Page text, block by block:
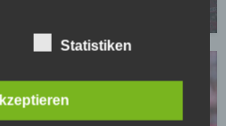
entsprechend dem
zu stellen, dass die
durch uns verarbeiteten
vorsätzliche
Zerstörung oder gegen den
Statistiken